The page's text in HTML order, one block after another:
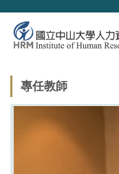
跳
到
主
區
專任教師